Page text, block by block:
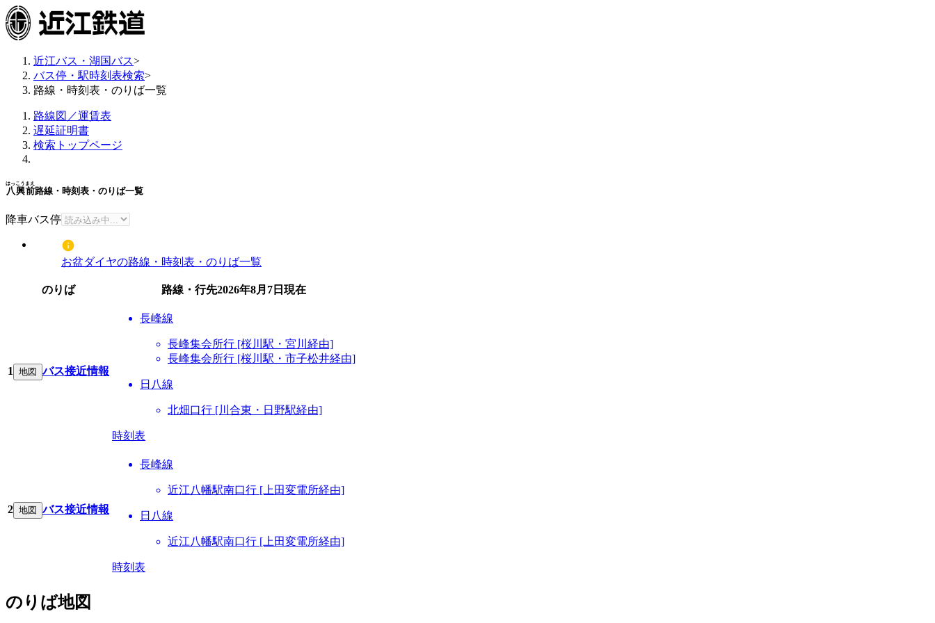
近江バス・湖国バス>
バス停・駅時刻表検索>
路線・時刻表・のりば一覧
路線図／運賃表
遅延証明書
検索トップページ
八興前
はっこうまえ
路線・時刻表・のりば一覧
降車バス停
お盆ダイヤの路線・時刻表・のりば一覧
のりば 路線・行先2026年8月7日 現在
1 地図 バス接近情報
長峰線
長峰集会所行 [桜川駅・宮川経由]
長峰集会所行 [桜川駅・市子松井経由]
日八線
北畑口行 [川合東・日野駅経由]
時刻表
2 地図 バス接近情報
長峰線
近江八幡駅南口行 [上田変電所経由]
日八線
近江八幡駅南口行 [上田変電所経由]
時刻表
のりば地図